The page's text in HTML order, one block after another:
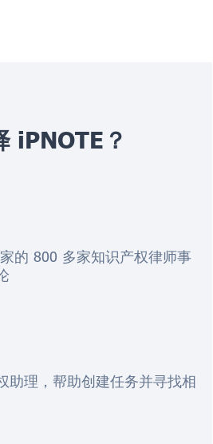
iPNOTE？
的 800 多家知识产权律师事
助理，帮助创建任务并寻找相